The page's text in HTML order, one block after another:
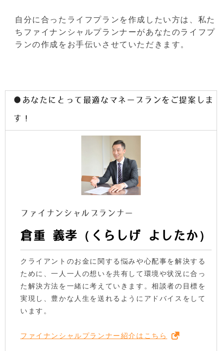
自分に合ったライフプランを作成したい方は、私た
ちファイナンシャルプランナーがあなたのライフプ
ランの作成をお手伝いさせていただきます。
●あなたにとって最適なマネープランをご提案しま
す！
ファイナンシャルプランナー
倉重 義孝（くらしげ よしたか）
クライアントのお金に関する悩みや心配事を解決する
ために、一人一人の想いを共有して環境や状況に合っ
た解決方法を一緒に考えていきます。相談者の目標を
実現し、豊かな人生を送れるようにアドバイスをして
います。
ファイナンシャルプランナー紹介はこちら